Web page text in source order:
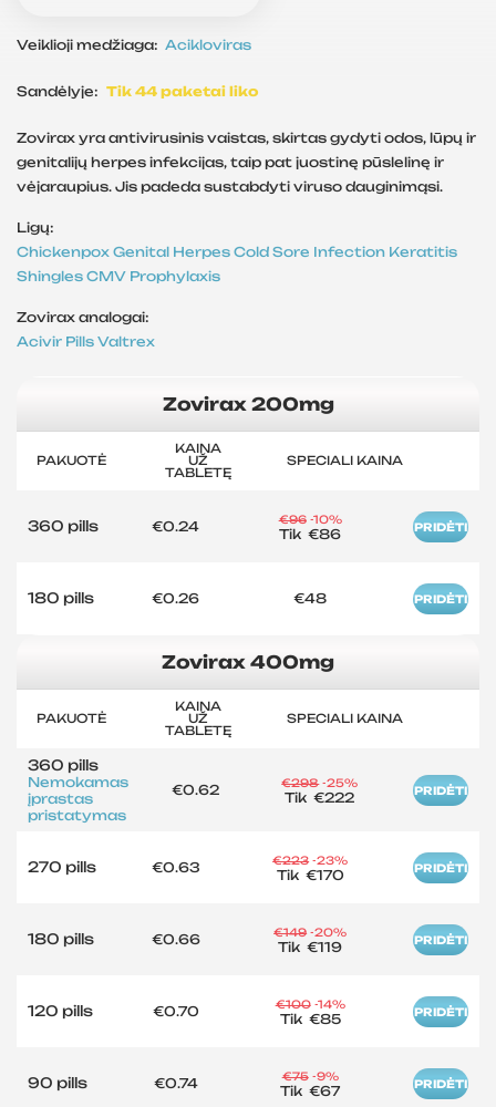
Veiklioji medžiaga: Acikloviras
Sandėlyje: Tik 44 paketai liko
Zovirax yra antivirusinis vaistas, skirtas gydyti odos, lūpų ir
genitalijų herpes infekcijas, taip pat juostinę pūslelinę ir
vėjaraupius. Jis padeda sustabdyti viruso dauginimąsi.
Ligų:
Chickenpox Genital Herpes Cold Sore Infection Keratitis
Shingles CMV Prophylaxis
Zovirax analogai:
Acivir Pills Valtrex
Zovirax 200mg
PAKUOTĖ
KAINA
UŽ
TABLETĘ
SPECIALI KAINA
360 pills €0.24 €96 -10%
Tik€86 PRIDĖTI
180 pills €0.26 €48 PRIDĖTI
Zovirax 400mg
PAKUOTĖ
KAINA
UŽ
TABLETĘ
SPECIALI KAINA
360 pills
Nemokamas
įprastas
pristatymas
€0.62 €298 -25%
Tik€222 PRIDĖTI
270 pills €0.63 €223 -23%
Tik €170 PRIDĖTI
180 pills €0.66 €149 -20%
Tik€119 PRIDĖTI
120 pills €0.70 €100 -14%
Tik €85 PRIDĖTI
90 pills €0.74 €75 -9%
Tik€67 PRIDĖTI